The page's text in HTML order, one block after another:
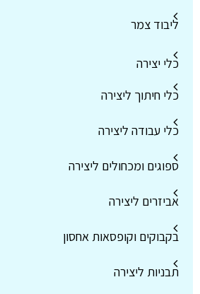
ליבוד צמר
כלי יצירה
כלי חיתוך ליצירה
כלי עבודה ליצירה
ספוגים ומכחולים ליצירה
אביזרים ליצירה
בקבוקים וקופסאות אחסון
תבניות ליצירה